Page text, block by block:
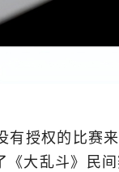
有授权的比赛
大乱斗》民